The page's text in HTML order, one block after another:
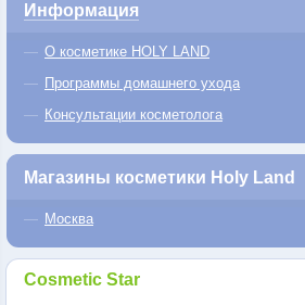
Информация
О косметике HOLY LAND
Программы домашнего ухода
Консультации косметолога
Магазины косметики Holy Land
Москва
Cosmetic Star